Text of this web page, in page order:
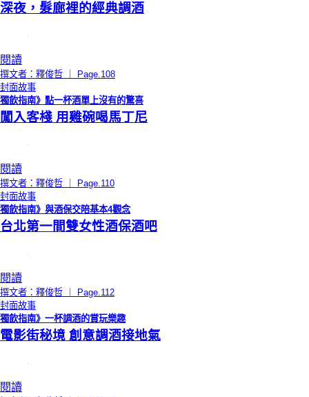
深夜，髮廊裡的經典調酒
閱讀
撰文者：釋俊哲 ｜ Page.108
封面故事
獨飲指南》點一杯酒單上沒有的驚喜
闖入客棧 用雞碗喝馬丁尼
閱讀
撰文者：釋俊哲 ｜ Page.110
封面故事
獨飲指南》與酒保交陪基本4觀念
台北第一間雙女性酒保酒吧
閱讀
撰文者：釋俊哲 ｜ Page.112
封面故事
獨飲指南》一杯調酒的賞玩樂趣
電影街秘境 創意調酒接地氣
閱讀